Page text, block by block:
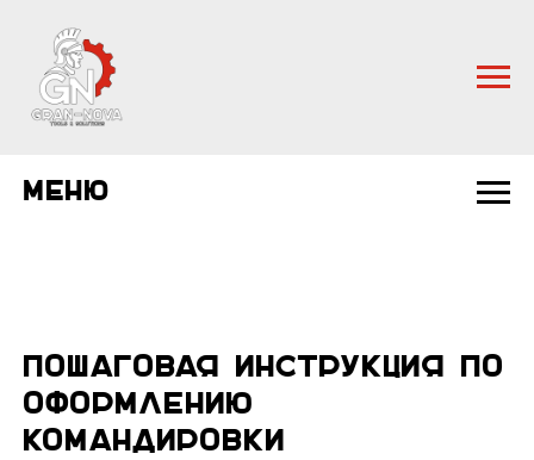
Меню
Пошаговая инструкция по
оформлению
командировки